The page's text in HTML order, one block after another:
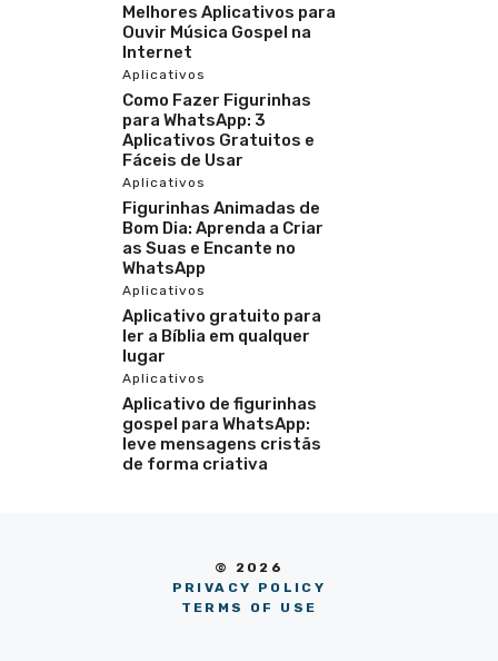
Melhores Aplicativos para
Ouvir Música Gospel na
Internet
Aplicativos
Como Fazer Figurinhas
para WhatsApp: 3
Aplicativos Gratuitos e
Fáceis de Usar
Aplicativos
Figurinhas Animadas de
Bom Dia: Aprenda a Criar
as Suas e Encante no
WhatsApp
Aplicativos
Aplicativo gratuito para
ler a Bíblia em qualquer
lugar
Aplicativos
Aplicativo de figurinhas
gospel para WhatsApp:
leve mensagens cristãs
de forma criativa
© 2026
PRIVACY POLICY
TERMS OF USE